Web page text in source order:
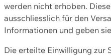
werden nicht erhoben.
ausschliesslich für den
Informationen und geben
Die erteilte Einwilligung zur